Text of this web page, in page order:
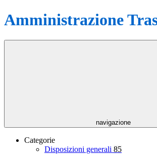
Amministrazione
navigazione
Categorie
Disposizioni generali 85